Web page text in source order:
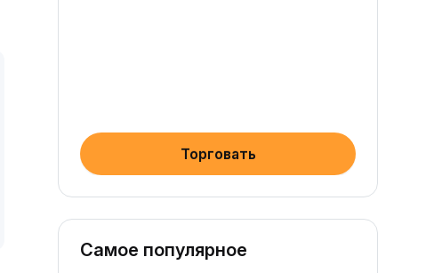
Торговать
Самое популярное